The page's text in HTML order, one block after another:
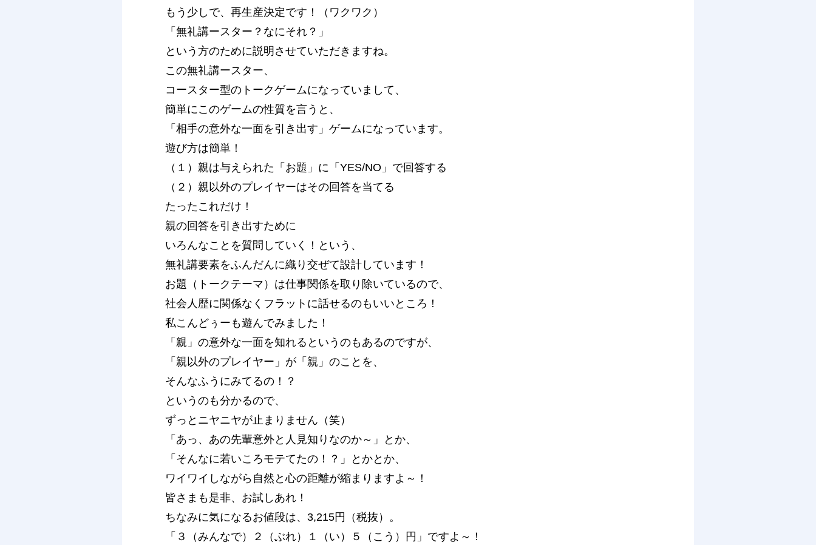
もう少しで、再生産決定です！（ワクワク）
「無礼講ースター？なにそれ？」
という方のために説明させていただきますね。
この無礼講ースター、
コースター型のトークゲームになっていまして、
簡単にこのゲームの性質を言うと、
「相手の意外な一面を引き出す」ゲームになっています。
遊び方は簡単！
（１）親は与えられた「お題」に「YES/NO」で回答する
（２）親以外のプレイヤーはその回答を当てる
たったこれだけ！
親の回答を引き出すために
いろんなことを質問していく！という、
無礼講要素をふんだんに織り交ぜて設計しています！
お題（トークテーマ）は仕事関係を取り除いているので、
社会人歴に関係なくフラットに話せるのもいいところ！
私こんどぅーも遊んでみました！
「親」の意外な一面を知れるというのもあるのですが、
「親以外のプレイヤー」が「親」のことを、
そんなふうにみてるの！？
というのも分かるので、
ずっとニヤニヤが止まりません（笑）
「あっ、あの先輩意外と人見知りなのか～」とか、
「そんなに若いころモテてたの！？」とかとか、
ワイワイしながら自然と心の距離が縮まりますよ～！
皆さまも是非、お試しあれ！
ちなみに気になるお値段は、3,215円（税抜）。
「３（みんなで）２（ぶれ）１（い）５（こう）円」ですよ～！